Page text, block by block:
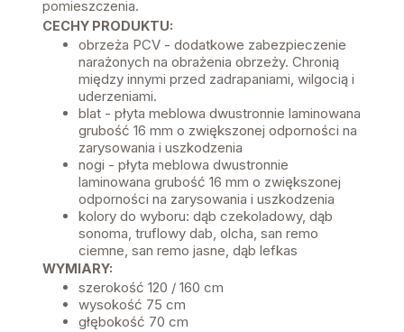
pomieszczenia.
CECHY PRODUKTU:
obrzeża PCV - dodatkowe zabezpieczenie
narażonych na obrażenia obrzeży. Chronią
między innymi przed zadrapaniami, wilgocią i
uderzeniami.
blat - płyta meblowa dwustronnie laminowana
grubość 16 mm o zwiększonej odporności na
zarysowania i uszkodzenia
nogi - płyta meblowa dwustronnie
laminowana grubość 16 mm o zwiększonej
odporności na zarysowania i uszkodzenia
kolory do wyboru: dąb czekoladowy, dąb
sonoma, truflowy dab, olcha, san remo
ciemne, san remo jasne, dąb lefkas
WYMIARY:
szerokość 120 / 160 cm
wysokość 75 cm
głębokość 70 cm